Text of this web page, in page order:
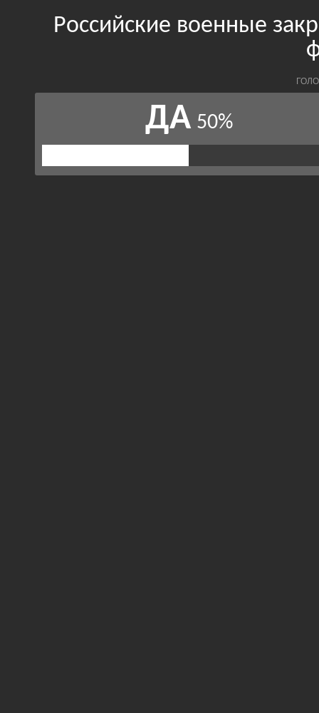
Российские военные
ДА 50%